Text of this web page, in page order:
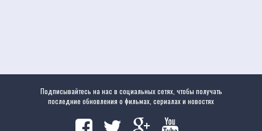
Подписывайтесь на нас в социальных сетях, чтобы получать
последние обновления о фильмах, сериалах и новостях